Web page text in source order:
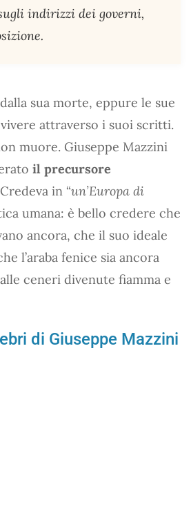
indirizzi dei governi,
sua morte, eppure le sue
attraverso i suoi scritti.
muore. Giuseppe Mazzini
il precursore
in “un’Europa di
umana: è bello credere che
ancora, che il suo ideale
l’araba fenice sia ancora
ceneri divenute fiamma e
di Giuseppe Mazzini